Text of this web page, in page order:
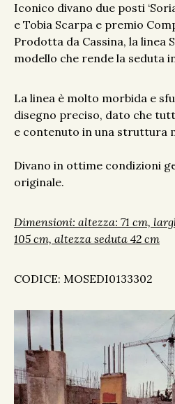
Iconico divano due posti
e Tobia Scarpa e premio
Prodotta da Cassina, la linea
modello che rende la seduta
La linea è molto morbida e
disegno preciso, dato che
e contenuto in una struttura
Divano in ottime condizioni
originale.
Dimensioni: altezza: 71 cm,
105 cm, altezza seduta 42 cm
CODICE: MOSEDI0133302